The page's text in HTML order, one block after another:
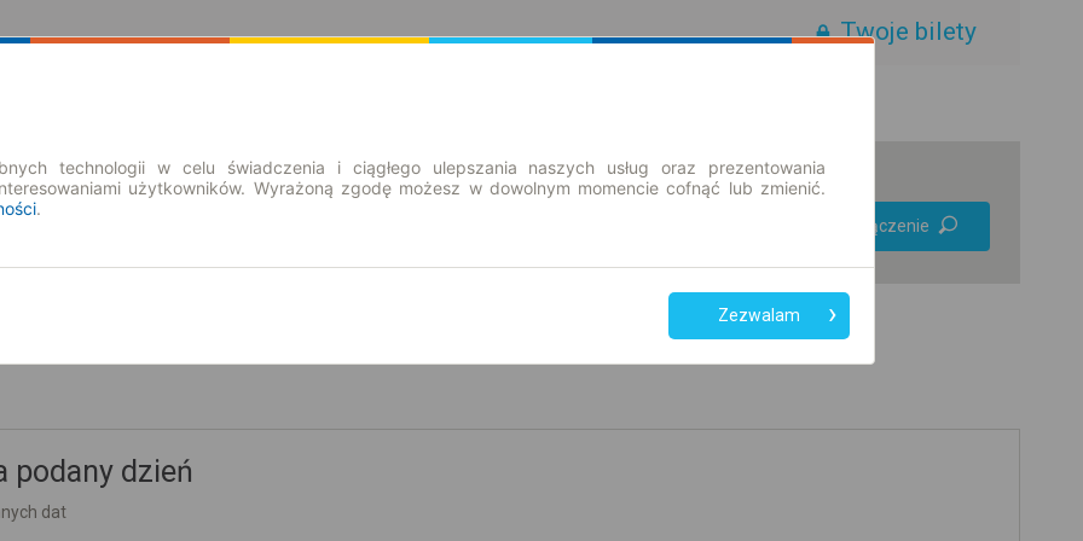
Twoje bilety
Znajdź połączenie
podany dzień
dat
technologii w celu świadczenia i ciągłego ulepszania naszych usług oraz prezentowania
użytkowników. Wyrażoną zgodę możesz w dowolnym momencie cofnąć lub zmienić.
.
Zezwalam